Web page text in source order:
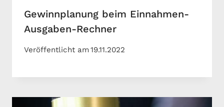
Gewinnplanung beim Einnahmen-
Ausgaben-Rechner
Veröffentlicht am19.11.2022